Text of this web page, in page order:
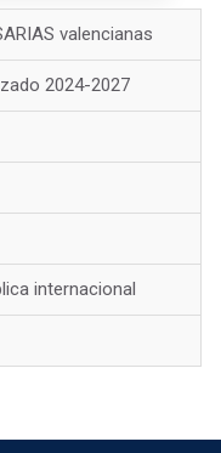
valencianas
2024-2027
internacional